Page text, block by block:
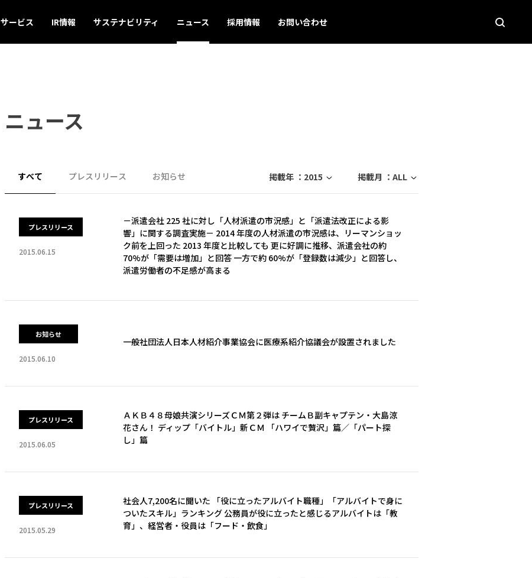
サービス IR情報 サステナビリティ ニュース 採用情報 お問い合わせ
ニュース
掲載年 ： 2015 掲載月 ： ALL
すべて プレスリリース お知らせ
プレスリリース
2015.06.15
－派遣会社 225 社に対し「人材派遣の市況感」と「派遣法改正による影
響」に関する調査実施－ 2014 年度の人材派遣の市況感は、リーマンショッ
ク前を上回った 2013 年度と比較しても 更に好調に推移、派遣会社の約
70%が「需要は増加」と回答 一方で約 60%が「登録数は減少」と回答し、
派遣労働者の不足感が高まる
お知らせ
2015.06.10
一般社団法人日本人材紹介事業協会に医療系紹介協議会が設置されました
プレスリリース
2015.06.05
ＡＫＢ４８母娘共演シリーズＣＭ第２弾は チームＢ副キャプテン・大島涼
花さん！ ディップ「バイトル」新ＣＭ 「ハワイで贅沢」篇／「パート探
し」篇
プレスリリース
2015.05.29
社会人7,200名に聞いた 「役に立ったアルバイト職種」「アルバイトで身に
ついたスキル」ランキング 公務員が役に立ったと感じるアルバイトは「教
育」、経営者・役員は「フード・飲食」